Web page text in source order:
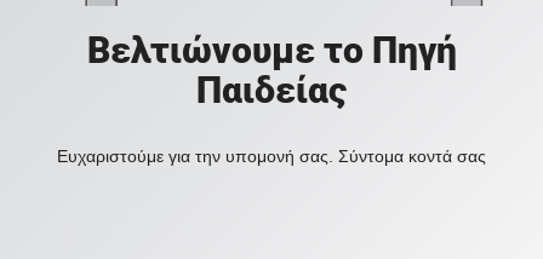
Βελτιώνουμε το Πηγή
Παιδείας
Ευχαριστούμε για την υπομονή σας. Σύντομα κοντά σας